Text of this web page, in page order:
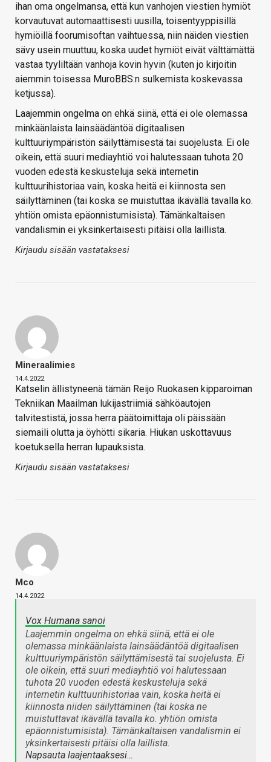
ihan oma ongelmansa, että kun vanhojen viestien hymiöt
korvautuvat automaattisesti uusilla, toisentyyppisillä
hymiöillä foorumisoftan vaihtuessa, niin näiden viestien
sävy usein muuttuu, koska uudet hymiöt eivät välttämättä
vastaa tyyliltään vanhoja kovin hyvin (kuten jo kirjoitin
aiemmin toisessa MuroBBS:n sulkemista koskevassa
ketjussa).
Laajemmin ongelma on ehkä siinä, että ei ole olemassa
minkäänlaista lainsäädäntöä digitaalisen
kulttuuriympäristön säilyttämisestä tai suojelusta. Ei ole
oikein, että suuri mediayhtiö voi halutessaan tuhota 20
vuoden edestä keskusteluja sekä internetin
kulttuurihistoriaa vain, koska heitä ei kiinnosta sen
säilyttäminen (tai koska se muistuttaa ikävällä tavalla ko.
yhtiön omista epäonnistumisista). Tämänkaltaisen
vandalismin ei yksinkertaisesti pitäisi olla laillista.
Kirjaudu sisään vastataksesi
Mineraalimies
14.4.2022
Katselin ällistyneenä tämän Reijo Ruokasen kipparoiman
Tekniikan Maailman lukijastriimiä sähköautojen
talvitestistä, jossa herra päätoimittaja oli päissään
siemaili olutta ja öyhötti sikaria. Hiukan uskottavuus
koetuksella herran lupauksista.
Kirjaudu sisään vastataksesi
Mco
14.4.2022
Vox Humana sanoi
Laajemmin ongelma on ehkä siinä, että ei ole
olemassa minkäänlaista lainsäädäntöä digitaalisen
kulttuuriympäristön säilyttämisestä tai suojelusta. Ei
ole oikein, että suuri mediayhtiö voi halutessaan
tuhota 20 vuoden edestä keskusteluja sekä
internetin kulttuurihistoriaa vain, koska heitä ei
kiinnosta niiden säilyttäminen (tai koska ne
muistuttavat ikävällä tavalla ko. yhtiön omista
epäonnistumisista). Tämänkaltaisen vandalismin ei
yksinkertaisesti pitäisi olla laillista.
Napsauta laajentaaksesi…